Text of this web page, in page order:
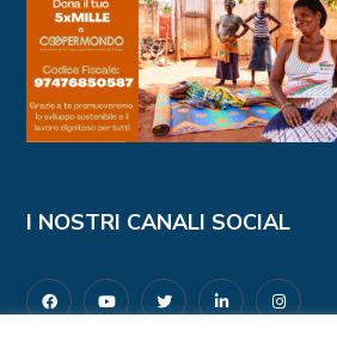
I NOSTRI CANALI SOCIAL